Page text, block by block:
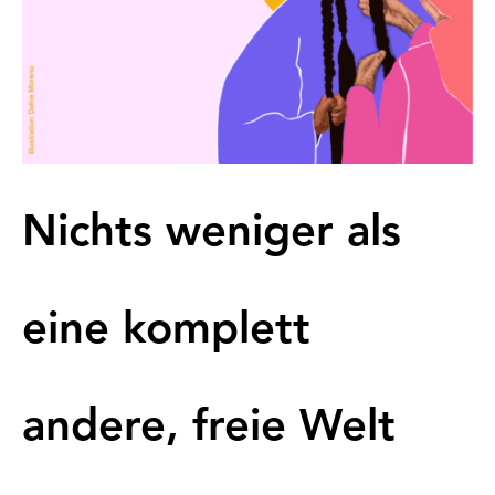
Nichts weniger als
eine komplett
andere, freie Welt